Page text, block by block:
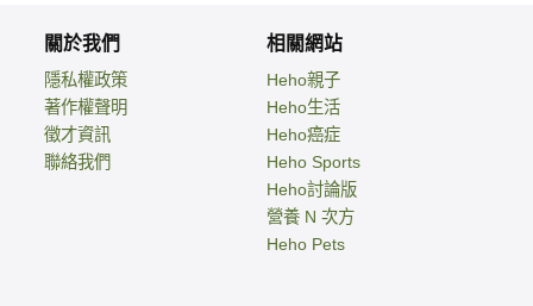
關於我們
隱私權政策
著作權聲明
徵才資訊
聯絡我們
相關網站
Heho親子
Heho生活
Heho癌症
Heho Sports
Heho討論版
營養 N 次方
Heho Pets